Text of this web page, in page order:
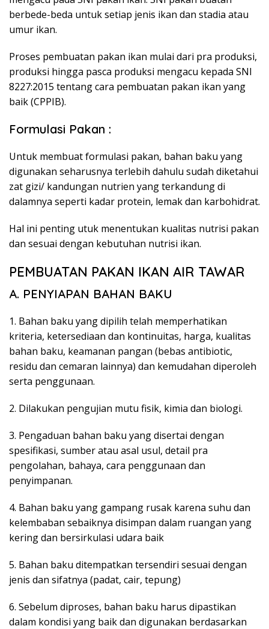
berbede-beda untuk setiap jenis ikan dan stadia atau
umur ikan.
Proses pembuatan pakan ikan mulai dari pra produksi,
produksi hingga pasca produksi mengacu kepada SNI
8227:2015 tentang cara pembuatan pakan ikan yang
baik (CPPIB).
Formulasi Pakan :
Untuk membuat formulasi pakan, bahan baku yang
digunakan seharusnya terlebih dahulu sudah diketahui
zat gizi/ kandungan nutrien yang terkandung di
dalamnya seperti kadar protein, lemak dan karbohidrat.
Hal ini penting utuk menentukan kualitas nutrisi pakan
dan sesuai dengan kebutuhan nutrisi ikan.
PEMBUATAN PAKAN IKAN AIR TAWAR
A. PENYIAPAN BAHAN BAKU
1. Bahan baku yang dipilih telah memperhatikan
kriteria, ketersediaan dan kontinuitas, harga, kualitas
bahan baku, keamanan pangan (bebas antibiotic,
residu dan cemaran lainnya) dan kemudahan diperoleh
serta penggunaan.
2. Dilakukan pengujian mutu fisik, kimia dan biologi.
3. Pengaduan bahan baku yang disertai dengan
spesifikasi, sumber atau asal usul, detail pra
pengolahan, bahaya, cara penggunaan dan
penyimpanan.
4. Bahan baku yang gampang rusak karena suhu dan
kelembaban sebaiknya disimpan dalam ruangan yang
kering dan bersirkulasi udara baik
5. Bahan baku ditempatkan tersendiri sesuai dengan
jenis dan sifatnya (padat, cair, tepung)
6. Sebelum diproses, bahan baku harus dipastikan
dalam kondisi yang baik dan digunakan berdasarkan